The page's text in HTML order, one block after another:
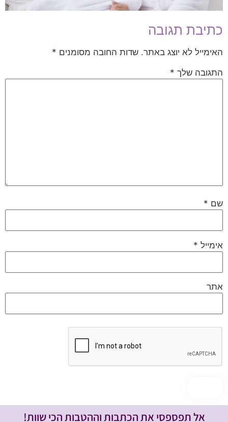
כתיבת תגובה
האימייל לא יוצג באתר. שדות החובה מסומנים *
התגובה שלך *
שם *
אימייל *
אתר
אל תפספסי את הכתבות וההטבות הכי שוות!